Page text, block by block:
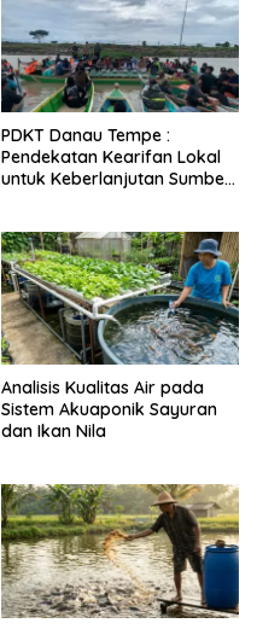
PDKT Danau Tempe :
Pendekatan Kearifan Lokal
untuk Keberlanjutan Sumber
Analisis Kualitas Air pada
Sistem Akuaponik Sayuran
dan Ikan Nila